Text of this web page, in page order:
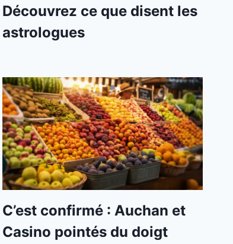
Découvrez ce que disent les
astrologues
C’est confirmé : Auchan et
Casino pointés du doigt